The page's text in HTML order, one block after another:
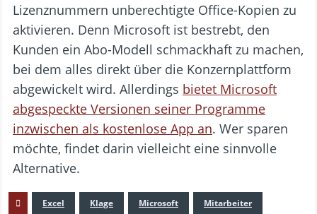
Lizenznummern unberechtigte Office-Kopien zu
aktivieren. Denn Microsoft ist bestrebt, den
Kunden ein Abo-Modell schmackhaft zu machen,
bei dem alles direkt über die Konzernplattform
abgewickelt wird. Allerdings bietet Microsoft
abgespeckte Versionen seiner Programme
inzwischen als kostenlose App an. Wer sparen
möchte, findet darin vielleicht eine sinnvolle
Alternative.
Excel Klage Microsoft Mitarbeiter